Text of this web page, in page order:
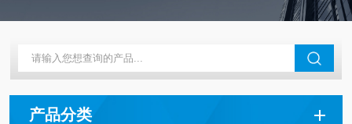
产品分类